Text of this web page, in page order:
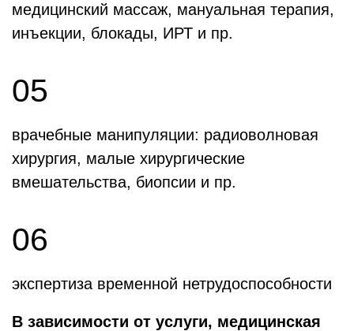
медицинский массаж, мануальная терапия,
инъекции, блокады, ИРТ и пр.
05
врачебные манипуляции: радиоволновая
хирургия, малые хирургические
вмешательства, биопсии и пр.
06
экспертиза временной нетрудоспособности
В зависимости от услуги, медицинская